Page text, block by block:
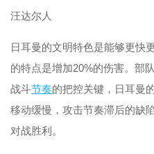
汪达尔人
日耳曼的文明特色是能够更快
的特点是增加20%的伤害。部
战斗节奏的把控关键，日耳曼
移动缓慢，攻击节奏滞后的缺
对战胜利。